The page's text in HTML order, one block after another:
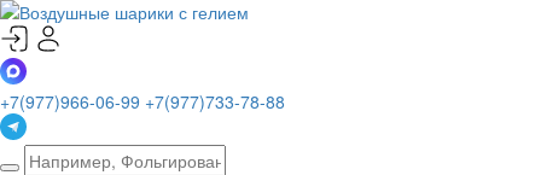
+7(977)966-06-99 +7(977)733-78-88